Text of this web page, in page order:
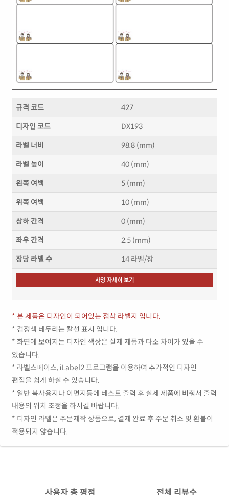
규격 코드 427
디자인 코드 DX193
라벨 너비 98.8 (mm)
라벨 높이 40 (mm)
왼쪽 여백 5 (mm)
위쪽 여백 10 (mm)
상하 간격 0 (mm)
좌우 간격 2.5 (mm)
장당 라벨 수 14 라벨/장
사양 자세히 보기
* 본 제품은 디자인이 되어있는 점착 라벨지 입니다.
* 검정색 테두리는 칼선 표시 입니다.
* 화면에 보여지는 디자인 색상은 실제 제품과 다소 차이가 있을 수
있습니다.
* 라벨스페이스, iLabel2 프로그램을 이용하여 추가적인 디자인
편집을 쉽게 하실 수 있습니다.
* 일반 복사용지나 이면지등에 테스트 출력 후 실제 제품에 비춰서 출력
내용의 위치 조정을 하시길 바랍니다.
* 디자인 라벨은 주문제작 상품으로, 결제 완료 후 주문 취소 및 환불이
적용되지 않습니다.
사용자 총 평점 전체 리뷰수